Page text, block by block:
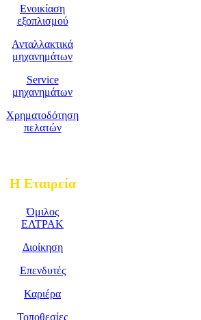
Ενοικίαση
εξοπλισμού
Ανταλλακτικά
μηχανημάτων
Service
μηχανημάτων
Χρηματοδότηση
πελατών
Η Εταιρεία
Όμιλος
ΕΛΤΡΑΚ
Διοίκηση
Επενδυτές
Καριέρα
Τοποθεσίες